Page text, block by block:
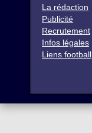
La rédaction
Publicité
Recrutement
Infos légales
Liens football